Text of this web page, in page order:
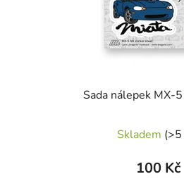
Sada nálepek MX-
Skladem (>5
100 Kč